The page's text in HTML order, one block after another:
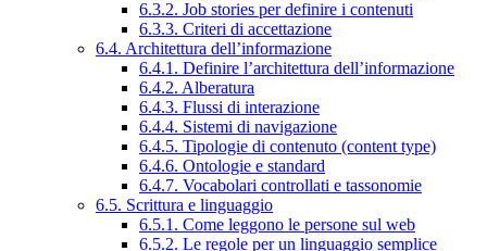
6.3.2. Job stories per definire i contenuti
6.3.3. Criteri di accettazione
6.4. Architettura dell’informazione
6.4.1. Definire l’architettura dell’informazione
6.4.2. Alberatura
6.4.3. Flussi di interazione
6.4.4. Sistemi di navigazione
6.4.5. Tipologie di contenuto (content type)
6.4.6. Ontologie e standard
6.4.7. Vocabolari controllati e tassonomie
6.5. Scrittura e linguaggio
6.5.1. Come leggono le persone sul web
6.5.2. Le regole per un linguaggio semplice